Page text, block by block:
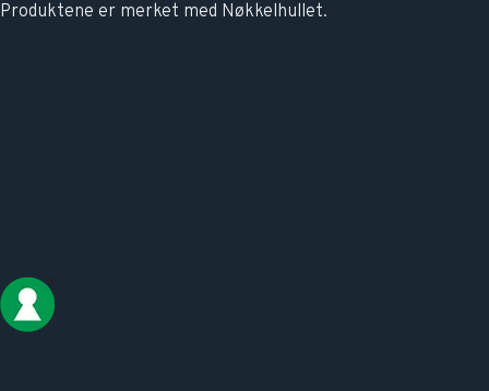
Produktene er merket med Nøkkelhullet.